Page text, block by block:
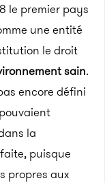
le premier pays
une entité
le droit
sain.
encore défini
la
puisque
propres aux